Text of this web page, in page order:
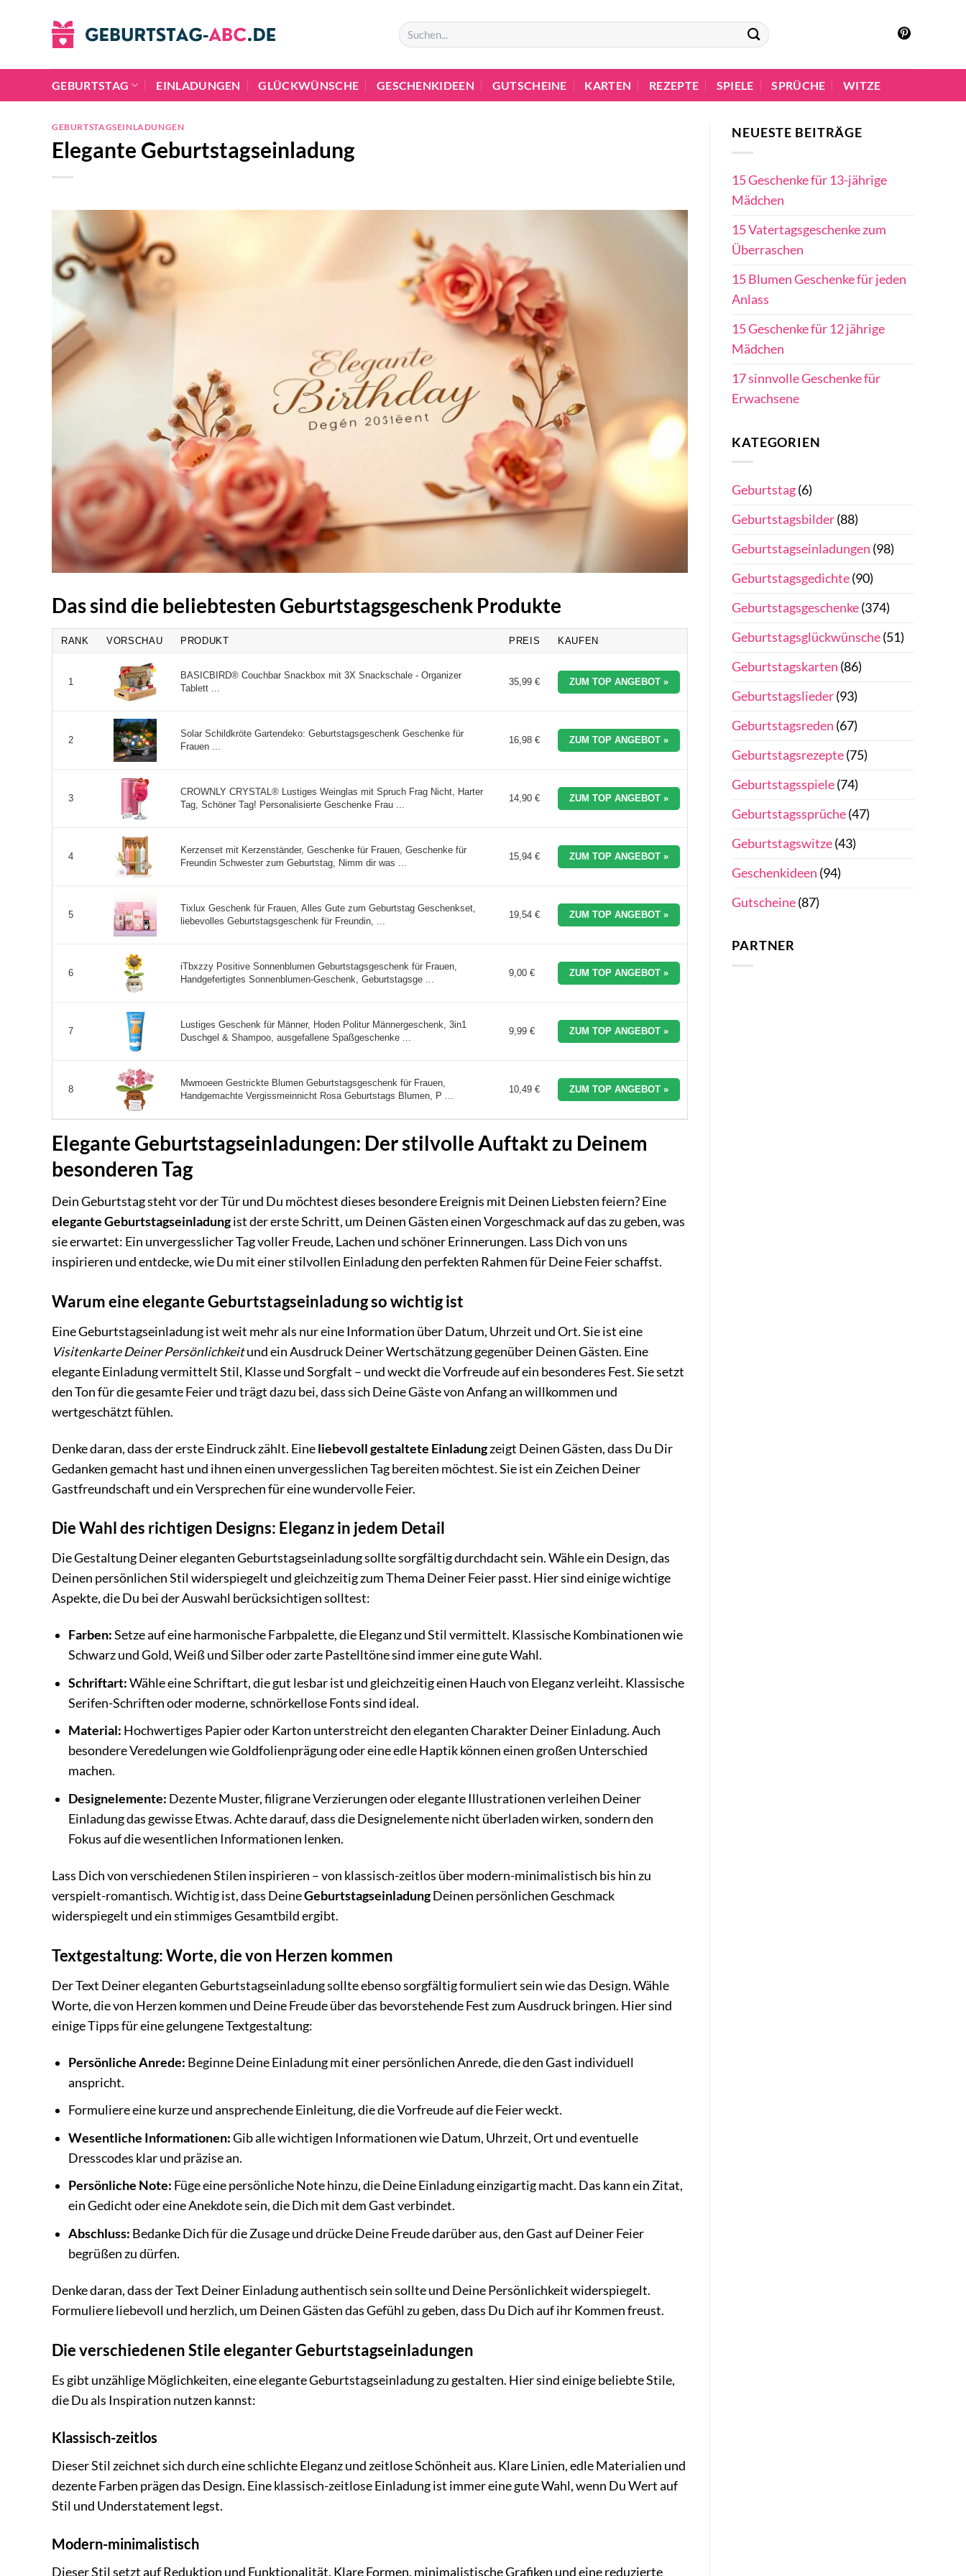
GEBURTSTAG EINLADUNGEN GLÜCKWÜNSCHE GESCHENKIDEEN GUTSCHEINE KARTEN REZEPTE SPIELE SPRÜCHE WITZE
GEBURTSTAGSEINLADUNGEN
Elegante Geburtstagseinladung
Das sind die beliebtesten Geburtstagsgeschenk Produkte
RANK VORSCHAU PRODUKT PREIS KAUFEN
1
BASICBIRD® Couchbar Snackbox mit 3X Snackschale - Organizer
Tablett ...
35,99 € ZUM TOP ANGEBOT »
2
Solar Schildkröte Gartendeko: Geburtstagsgeschenk Geschenke für
Frauen ...
16,98 € ZUM TOP ANGEBOT »
3
CROWNLY CRYSTAL® Lustiges Weinglas mit Spruch Frag Nicht, Harter
Tag, Schöner Tag! Personalisierte Geschenke Frau ...
14,90 € ZUM TOP ANGEBOT »
4
Kerzenset mit Kerzenständer, Geschenke für Frauen, Geschenke für
Freundin Schwester zum Geburtstag, Nimm dir was ...
15,94 € ZUM TOP ANGEBOT »
5
Tixlux Geschenk für Frauen, Alles Gute zum Geburtstag Geschenkset,
liebevolles Geburtstagsgeschenk für Freundin, ...
19,54 € ZUM TOP ANGEBOT »
6
iTbxzzy Positive Sonnenblumen Geburtstagsgeschenk für Frauen,
Handgefertigtes Sonnenblumen-Geschenk, Geburtstagsge ...
9,00 € ZUM TOP ANGEBOT »
7
Lustiges Geschenk für Männer, Hoden Politur Männergeschenk, 3in1
Duschgel & Shampoo, ausgefallene Spaßgeschenke ...
9,99 € ZUM TOP ANGEBOT »
8
Mwmoeen Gestrickte Blumen Geburtstagsgeschenk für Frauen,
Handgemachte Vergissmeinnicht Rosa Geburtstags Blumen, P ...
10,49 € ZUM TOP ANGEBOT »
Elegante Geburtstagseinladungen: Der stilvolle Auftakt zu Deinem
besonderen Tag
Dein Geburtstag steht vor der Tür und Du möchtest dieses besondere Ereignis mit Deinen Liebsten feiern? Eine
elegante Geburtstagseinladungist der erste Schritt, um Deinen Gästen einen Vorgeschmack auf das zu geben, was
sie erwartet: Ein unvergesslicher Tag voller Freude, Lachen und schöner Erinnerungen. Lass Dich von uns
inspirieren und entdecke, wie Du mit einer stilvollen Einladung den perfekten Rahmen für Deine Feier schaffst.
Warum eine elegante Geburtstagseinladung so wichtig ist
Eine Geburtstagseinladung ist weit mehr als nur eine Information über Datum, Uhrzeit und Ort. Sie ist eine
Visitenkarte Deiner Persönlichkeitund ein Ausdruck Deiner Wertschätzung gegenüber Deinen Gästen. Eine
elegante Einladung vermittelt Stil, Klasse und Sorgfalt – und weckt die Vorfreude auf ein besonderes Fest. Sie setzt
den Ton für die gesamte Feier und trägt dazu bei, dass sich Deine Gäste von Anfang an willkommen und
wertgeschätzt fühlen.
Denke daran, dass der erste Eindruck zählt. Eineliebevoll gestaltete Einladungzeigt Deinen Gästen, dass Du Dir
Gedanken gemacht hast und ihnen einen unvergesslichen Tag bereiten möchtest. Sie ist ein Zeichen Deiner
Gastfreundschaft und ein Versprechen für eine wundervolle Feier.
Die Wahl des richtigen Designs: Eleganz in jedem Detail
Die Gestaltung Deiner eleganten Geburtstagseinladung sollte sorgfältig durchdacht sein. Wähle ein Design, das
Deinen persönlichen Stil widerspiegelt und gleichzeitig zum Thema Deiner Feier passt. Hier sind einige wichtige
Aspekte, die Du bei der Auswahl berücksichtigen solltest:
Farben:Setze auf eine harmonische Farbpalette, die Eleganz und Stil vermittelt. Klassische Kombinationen wie
Schwarz und Gold, Weiß und Silber oder zarte Pastelltöne sind immer eine gute Wahl.
Schriftart:Wähle eine Schriftart, die gut lesbar ist und gleichzeitig einen Hauch von Eleganz verleiht. Klassische
Serifen-Schriften oder moderne, schnörkellose Fonts sind ideal.
Material: Hochwertiges Papier oder Karton unterstreicht den eleganten Charakter Deiner Einladung. Auch
besondere Veredelungen wie Goldfolienprägung oder eine edle Haptik können einen großen Unterschied
machen.
Designelemente: Dezente Muster, filigrane Verzierungen oder elegante Illustrationen verleihen Deiner
Einladung das gewisse Etwas. Achte darauf, dass die Designelemente nicht überladen wirken, sondern den
Fokus auf die wesentlichen Informationen lenken.
Lass Dich von verschiedenen Stilen inspirieren – von klassisch-zeitlos über modern-minimalistisch bis hin zu
verspielt-romantisch. Wichtig ist, dass DeineGeburtstagseinladungDeinen persönlichen Geschmack
widerspiegelt und ein stimmiges Gesamtbild ergibt.
Textgestaltung: Worte, die von Herzen kommen
Der Text Deiner eleganten Geburtstagseinladung sollte ebenso sorgfältig formuliert sein wie das Design. Wähle
Worte, die von Herzen kommen und Deine Freude über das bevorstehende Fest zum Ausdruck bringen. Hier sind
einige Tipps für eine gelungene Textgestaltung:
Persönliche Anrede: Beginne Deine Einladung mit einer persönlichen Anrede, die den Gast individuell
anspricht.
Formuliere eine kurze und ansprechende Einleitung, die die Vorfreude auf die Feier weckt.
Wesentliche Informationen:Gib alle wichtigen Informationen wie Datum, Uhrzeit, Ort und eventuelle
Dresscodes klar und präzise an.
Persönliche Note: Füge eine persönliche Note hinzu, die Deine Einladung einzigartig macht. Das kann ein Zitat,
ein Gedicht oder eine Anekdote sein, die Dich mit dem Gast verbindet.
Abschluss: Bedanke Dich für die Zusage und drücke Deine Freude darüber aus, den Gast auf Deiner Feier
begrüßen zu dürfen.
Denke daran, dass der Text Deiner Einladung authentisch sein sollte und Deine Persönlichkeit widerspiegelt.
Formuliere liebevoll und herzlich, um Deinen Gästen das Gefühl zu geben, dass Du Dich auf ihr Kommen freust.
Die verschiedenen Stile eleganter Geburtstagseinladungen
Es gibt unzählige Möglichkeiten, eine elegante Geburtstagseinladung zu gestalten. Hier sind einige beliebte Stile,
die Du als Inspiration nutzen kannst:
Klassisch-zeitlos
Dieser Stil zeichnet sich durch eine schlichte Eleganz und zeitlose Schönheit aus. Klare Linien, edle Materialien und
dezente Farben prägen das Design. Eine klassisch-zeitlose Einladung ist immer eine gute Wahl, wenn Du Wert auf
Stil und Understatement legst.
Modern-minimalistisch
Dieser Stil setzt auf Reduktion und Funktionalität. Klare Formen, minimalistische Grafiken und eine reduzierte
NEUESTE BEITRÄGE
15 Geschenke für 13-jährige
Mädchen
15 Vatertagsgeschenke zum
Überraschen
15 Blumen Geschenke für jeden
Anlass
15 Geschenke für 12 jährige
Mädchen
17 sinnvolle Geschenke für
Erwachsene
KATEGORIEN
Geburtstag(6)
Geburtstagsbilder(88)
Geburtstagseinladungen (98)
Geburtstagsgedichte(90)
Geburtstagsgeschenke(374)
Geburtstagsglückwünsche(51)
Geburtstagskarten (86)
Geburtstagslieder(93)
Geburtstagsreden (67)
Geburtstagsrezepte(75)
Geburtstagsspiele(74)
Geburtstagssprüche(47)
Geburtstagswitze(43)
Geschenkideen (94)
Gutscheine(87)
PARTNER